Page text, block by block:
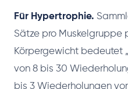
Für Hypertrophie.
Sätze pro Muskelgruppe
Körpergewicht bedeutet
von 8 bis 30
bis 3 Wiederholungen